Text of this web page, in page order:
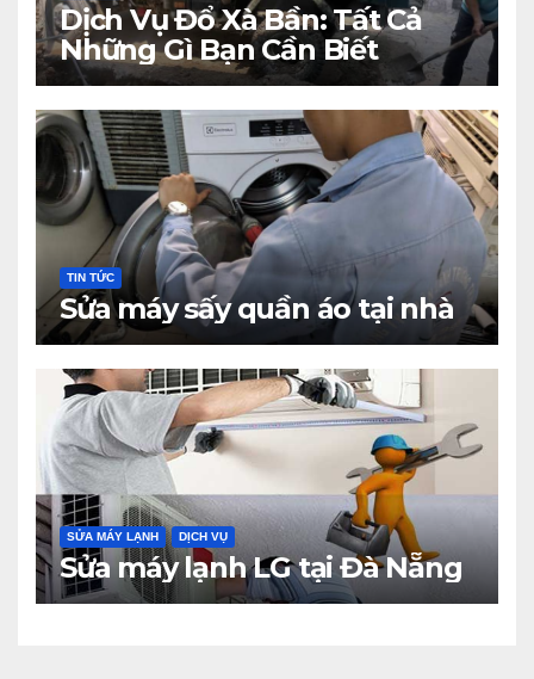
Dịch Vụ Đổ Xà Bần: Tất Cả
Những Gì Bạn Cần Biết
TIN TỨC
Sửa máy sấy quần áo tại nhà
SỬA MÁY LẠNH DỊCH VỤ
Sửa máy lạnh LG tại Đà Nẵng